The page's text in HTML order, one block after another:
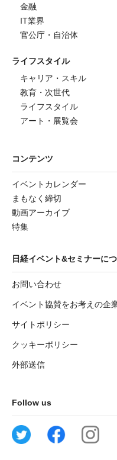
金融
IT業界
官公庁・自治体
ライフスタイル
キャリア・スキル
教育・次世代
ライフスタイル
アート・展覧会
コンテンツ
イベントカレンダー
まもなく締切
動画アーカイブ
特集
日経イベント&セミナーに
お問い合わせ
イベント協賛をお考えの企
サイトポリシー
クッキーポリシー
外部送信
Follow us